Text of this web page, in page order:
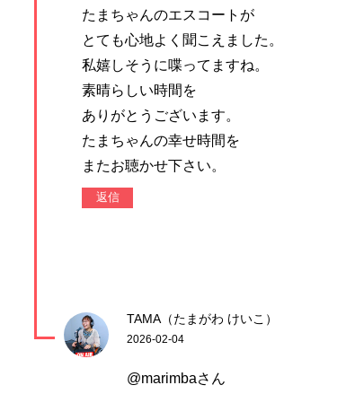
たまちゃんのエスコートが
とても心地よく聞こえました。
私嬉しそうに喋ってますね。
素晴らしい時間を
ありがとうございます。
たまちゃんの幸せ時間を
またお聴かせ下さい。
返信
TAMA（たまがわ けいこ）
2026-02-04
@marimbaさん